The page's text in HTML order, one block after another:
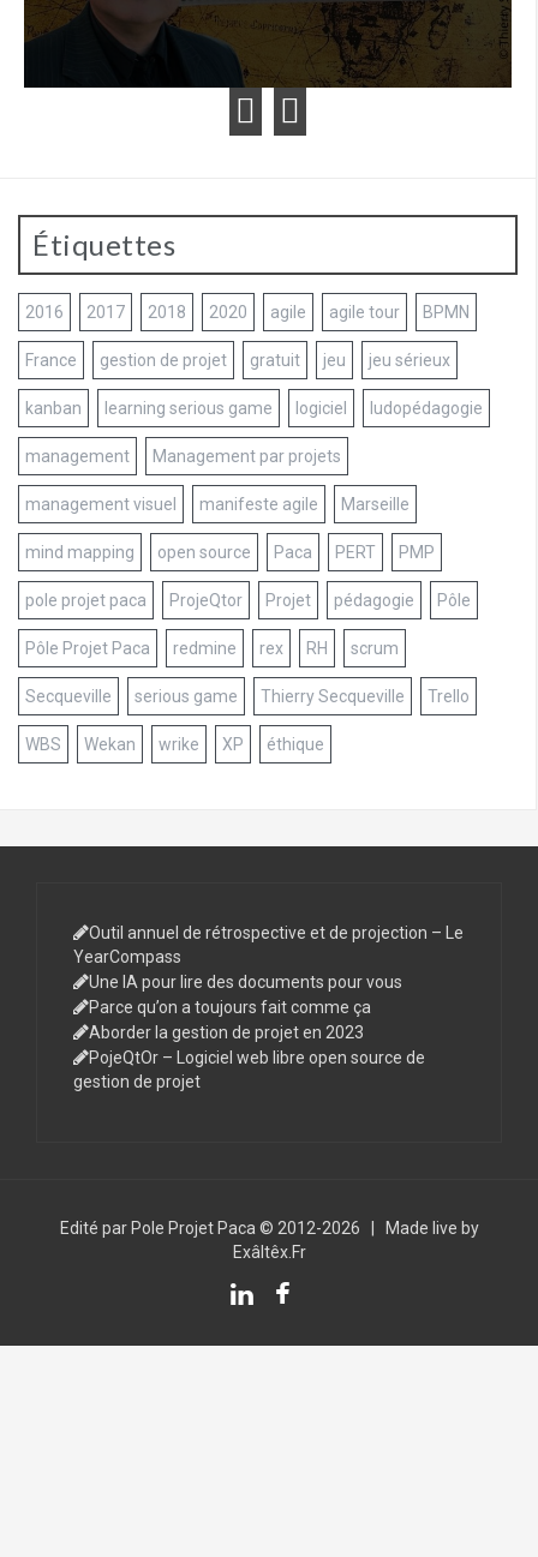
Étiquettes
2016 2017 2018 2020 agile agile tour BPMN
France gestion de projet gratuit jeu jeu sérieux
kanban learning serious game logiciel ludopédagogie
management Management par projets
management visuel manifeste agile Marseille
mind mapping open source Paca PERT PMP
pole projet paca ProjeQtor Projet pédagogie Pôle
Pôle Projet Paca redmine rex RH scrum
Secqueville serious game Thierry Secqueville Trello
WBS Wekan wrike XP éthique
Outil annuel de rétrospective et de projection – Le
YearCompass
Une IA pour lire des documents pour vous
Parce qu’on a toujours fait comme ça
Aborder la gestion de projet en 2023
PojeQtOr – Logiciel web libre open source de
gestion de projet
Edité par Pole Projet Paca © 2012-2026
Made live by
Exâltêx.Fr
LinkedInFacebook